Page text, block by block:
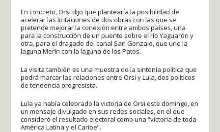
En concreto, Orsi dijo que plantearía la posibilidad de
acelerar las licitaciones de dos obras con las que se
pretende mejorar la conexión entre ambos países, una
para la construcción de un puente sobre el río Yaguarón y
otra, para el dragado del canal San Gonzalo, que une la
laguna Merín con la laguna de los Patos.
La visita también es una muestra de la sintonía política que
podrá marcar las relaciones entre Orsi y Lula, dos políticos
de tendencia progresista.
Lula ya había celebrado la victoria de Orsi este domingo, en
un mensaje divulgado en sus redes sociales, en el que
consideró el resultado electoral como una “victoria de toda
América Latina y el Caribe”.